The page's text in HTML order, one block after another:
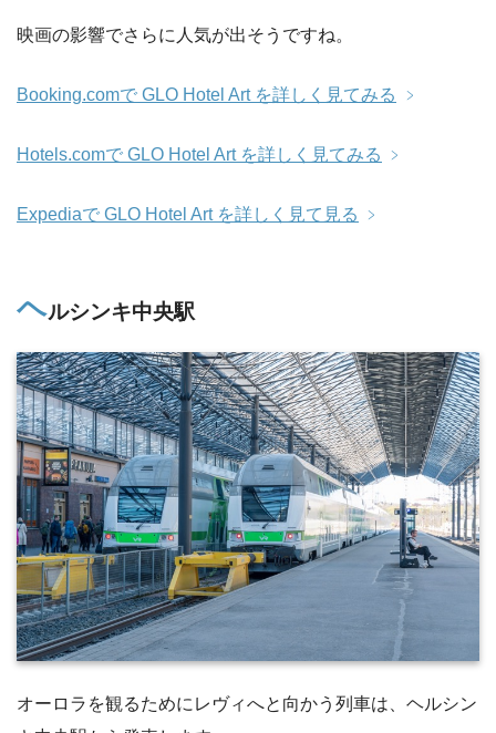
映画の影響でさらに人気が出そうですね。
Booking.comで GLO Hotel Art を詳しく見てみる ﹥
Hotels.comで GLO Hotel Art を詳しく見てみる ﹥
Expediaで GLO Hotel Art を詳しく見て見る ﹥
ヘルシンキ中央駅
オーロラを観るためにレヴィへと向かう列車は、ヘルシン